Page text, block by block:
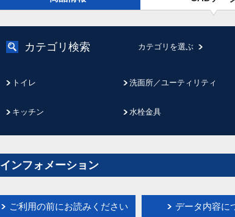
カテゴリ検索 カテゴリを選ぶ
トイレ 洗面所／ユーティリティ
キッチン 水栓金具
インフォメーション
ご利用の前にお読みください データ内容に